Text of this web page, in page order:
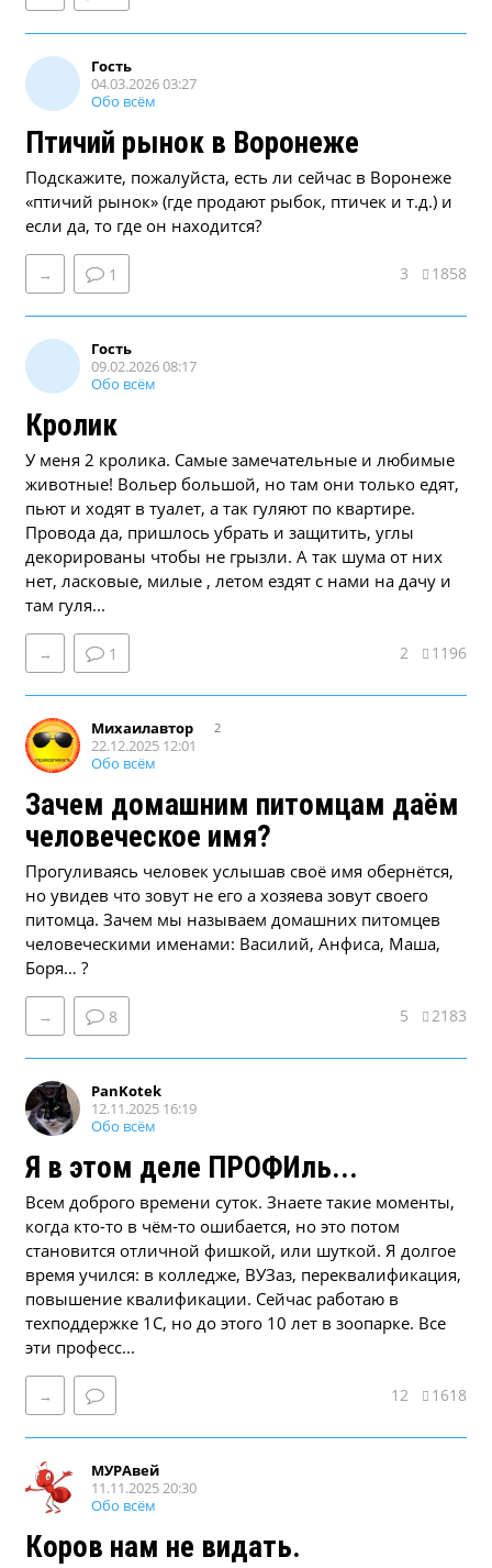
Гость
04.03.2026 03:27
Обо всём
Птичий рынок в Воронеже
Подскажите, пожалуйста, есть ли сейчас в Воронеже
«птичий рынок» (где продают рыбок, птичек и т.д.) и
если да, то где он находится?
→ 1 3 1858
Гость
09.02.2026 08:17
Обо всём
Кролик
У меня 2 кролика. Самые замечательные и любимые
животные! Вольер большой, но там они только едят,
пьют и ходят в туалет, а так гуляют по квартире.
Провода да, пришлось убрать и защитить, углы
декорированы чтобы не грызли. А так шума от них
нет, ласковые, милые , летом ездят с нами на дачу и
там гуля...
→ 1 2 1196
Михаилавтор 2
22.12.2025 12:01
Обо всём
Зачем домашним питомцам даём
человеческое имя?
Прогуливаясь человек услышав своё имя обернётся,
но увидев что зовут не его а хозяева зовут своего
питомца. Зачем мы называем домашних питомцев
человеческими именами: Василий, Анфиса, Маша,
Боря… ?
→ 8 5 2183
PanKotek
12.11.2025 16:19
Обо всём
Я в этом деле ПРОФИль...
Всем доброго времени суток. Знаете такие моменты,
когда кто-то в чём-то ошибается, но это потом
становится отличной фишкой, или шуткой. Я долгое
время учился: в колледже, ВУЗаз, переквалификация,
повышение квалификации. Сейчас работаю в
техподдержке 1С, но до этого 10 лет в зоопарке. Все
эти професс...
→ 12 1618
МУРАвей
11.11.2025 20:30
Обо всём
Коров нам не видать.